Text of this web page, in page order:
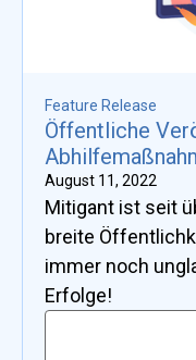
Feature Release
Öffentliche
August 11, 2022
Mitigant ist seit
breite
immer noch
Erfolge!